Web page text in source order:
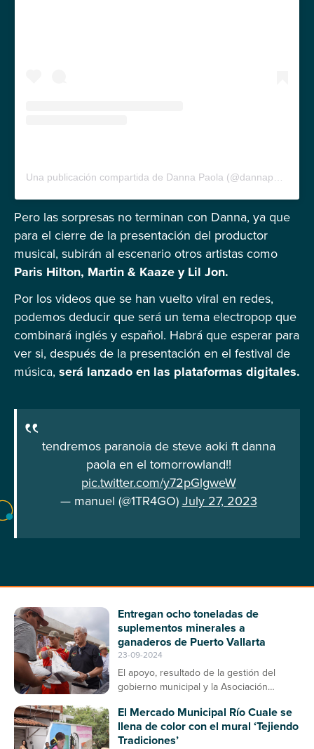
Pero las sorpresas no terminan con Danna, ya que
para el cierre de la presentación del productor
musical, subirán al escenario otros artistas como
Paris Hilton, Martin & Kaaze y Lil Jon.
Por los videos que se han vuelto viral en redes,
podemos deducir que será un tema electropop que
combinará inglés y español. Habrá que esperar para
ver si, después de la presentación en el festival de
música, será lanzado en las plataformas digitales.
tendremos paranoia de steve aoki ft danna
paola en el tomorrowland!!
pic.twitter.com/y72pGlgweW
— manuel (@1TR4GO)July 27, 2023
Entregan ocho toneladas de
suplementos minerales a
ganaderos de Puerto Vallarta
23-09-2024
El apoyo, resultado de la gestión del
gobierno municipal y la Asociación
enfermedades en el ganado bovino
El Mercado Municipal Río Cuale se
llena de color con el mural ‘Tejiendo
Tradiciones’